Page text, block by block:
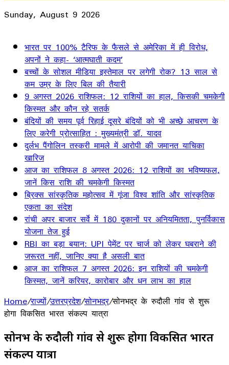
Sunday, August 9 2026
भारत पर 100% टैरिफ के फैसले से अमेरिका में ही विरोध,
अपनों ने कहा- ‘आत्मघाती कदम’
बच्चों के सोशल मीडिया इस्तेमाल पर लगेगी रोक? 13 साल से
कम उम्र के लिए बिल की तैयारी
9 अगस्त 2026 राशिफल: 12 राशियों का हाल, किसकी चमकेगी
किस्मत और कौन रहे सतर्क
बंदियों की समय पूर्व रिहाई दूसरे बंदियों को भी अच्छे आचरण के
लिए करेगी प्रोत्साहित : मुख्यमंत्री डॉ. यादव
दुर्लभ पैंगोलिन तस्करी मामले में आरोपी की जमानत याचिका
खारिज
आज का राशिफल 8 अगस्त 2026: 12 राशियों का भविष्यफल,
जानें किस राशि की चमकेगी किस्मत
ब्रिक्स सांस्कृतिक महोत्सव में गूंजा विश्व शांति और सांस्कृतिक
एकता का संदेश
रांची अपर बाजार सर्वे में 180 दुकानों पर अनियमितता, पुनर्विकास
योजना तेज हुई
RBI का बड़ा बयान: UPI पेमेंट पर चार्ज को लेकर घबराने की
जरूरत नहीं, जानिए क्या है असली बात
आज का राशिफल 7 अगस्त 2026: इन राशियों की चमकेगी
किस्मत, जानें करियर, कारोबार और धन लाभ का हाल
Home/राज्यों/उत्तरप्रदेश/सोनभद्र/सोनभद्र के रुदौली गांव से शुरू
होगा विकसित भारत संकल्प यात्रा
सोनभद्र के रुदौली गांव से शुरू होगा विकसित भारत
संकल्प यात्रा